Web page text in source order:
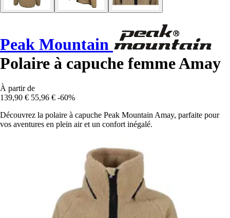
Peak Mountain
Polaire à capuche femme Amay
À partir de
139,90 € 55,96 € -60%
Découvrez la polaire à capuche Peak Mountain Amay, parfaite pour
vos aventures en plein air et un confort inégalé.